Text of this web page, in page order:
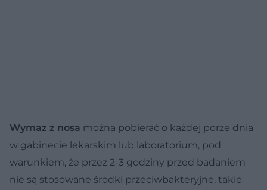
Wymaz z nosa można pobierać o każdej porze dnia
w gabinecie lekarskim lub laboratorium, pod
warunkiem, że przez 2-3 godziny przed badaniem
nie są stosowane środki przeciwbakteryjne, takie